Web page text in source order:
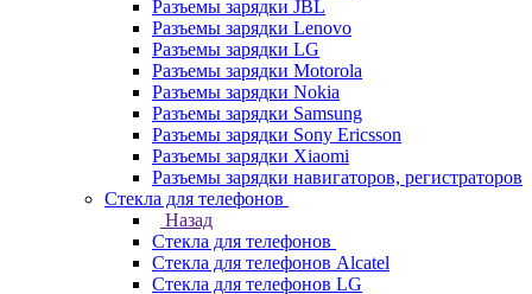
Разъемы зарядки JBL
Разъемы зарядки Lenovo
Разъемы зарядки LG
Разъемы зарядки Motorola
Разъемы зарядки Nokia
Разъемы зарядки Samsung
Разъемы зарядки Sony Ericsson
Разъемы зарядки Xiaomi
Разъемы зарядки навигаторов, регистраторов
Стекла для телефонов
Назад
Стекла для телефонов
Стекла для телефонов Alcatel
Стекла для телефонов LG